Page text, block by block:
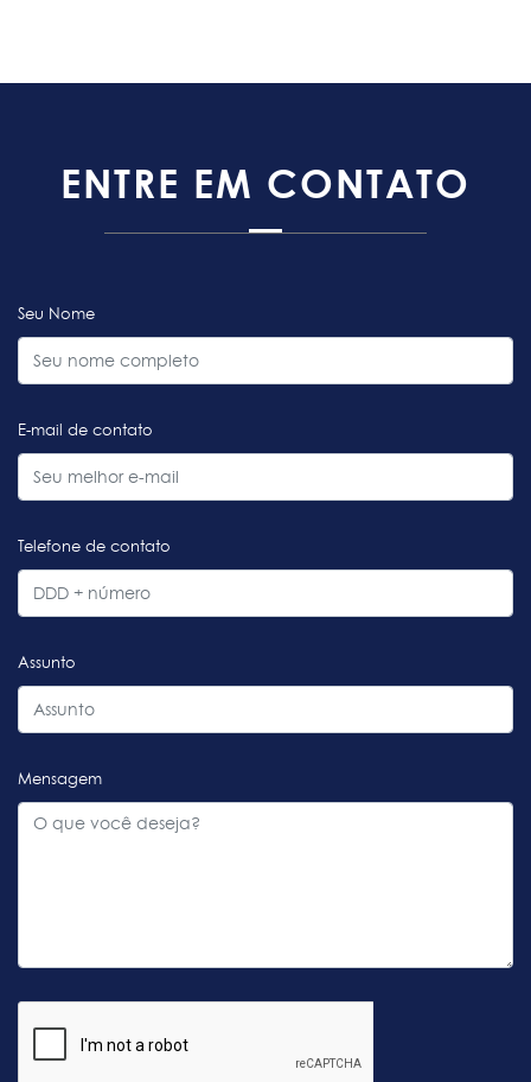
ENTRE EM CONTATO
Seu Nome
E-mail de contato
Telefone de contato
Assunto
Mensagem